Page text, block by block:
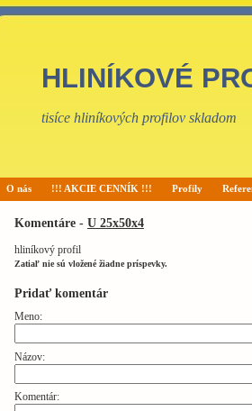
HLINÍKOVÉ
tisíce hliníkových profilov skladom
O nás !!! AKCIE CENNÍK !!! Profily
Komentáre - U 25x50x4
hliníkový profil
Zatiaľ nie sú vložené žiadne príspevky.
Pridať komentár
Meno:
Názov:
Komentár: